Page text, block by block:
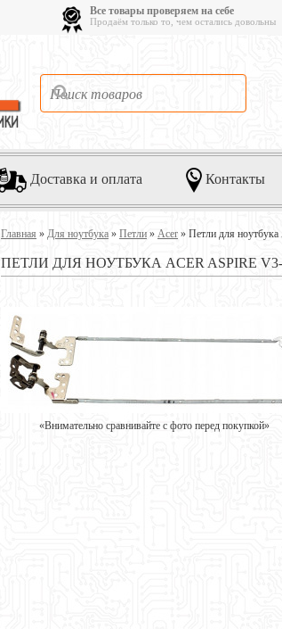
Все товары проверяем на себе
Продаём только то, чем остались довольны
Доставка и оплата Контакты
Главная » Для ноутбука » Петли » Acer » Петли для
ПЕТЛИ ДЛЯ НОУТБУКА ACER ASPIRE V3-
«Внимательно сравнивайте с фото перед покупкой»